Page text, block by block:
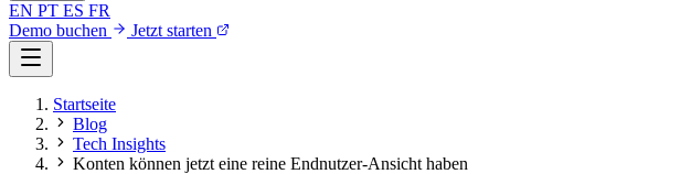
EN PT ES FR
Demo buchen
Jetzt starten
Startseite
Blog
Tech Insights
Konten können jetzt eine reine Endnutzer-Ansicht haben